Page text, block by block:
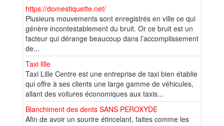
https://domestiquette.net/
Plusieurs mouvements sont enregistrés en ville ce qui
génère incontestablement du bruit. Or ce bruit est un
facteur qui dérange beaucoup dans l’accomplissement
de...
Taxi lille
Taxi Lille Centre est une entreprise de taxi bien établie
qui offre à ses clients une large gamme de véhicules,
allant des voitures économiques aux taxis...
Blanchiment des dents SANS PEROXYDE
Afin de avoir un sourire étincelant, faites comme les